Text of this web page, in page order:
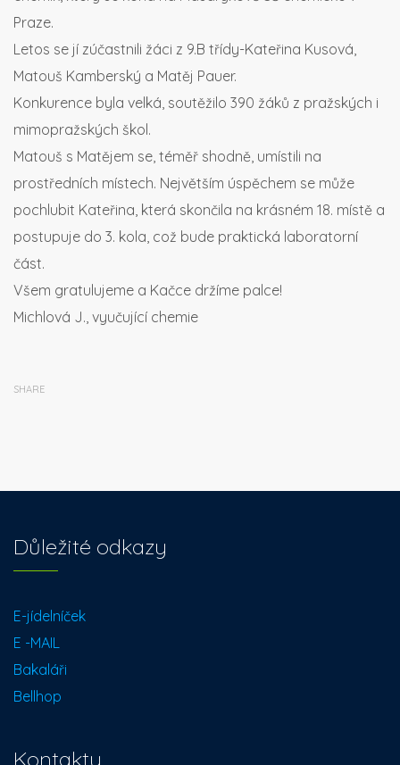
Praze.
Letos se jí zúčastnili žáci z 9.B třídy-Kateřina Kusová,
Matouš Kamberský a Matěj Pauer.
Konkurence byla velká, soutěžilo 390 žáků z pražských i
mimopražských škol.
Matouš s Matějem se, téměř shodně, umístili na
prostředních místech. Největším úspěchem se může
pochlubit Kateřina, která skončila na krásném 18. místě a
postupuje do 3. kola, což bude praktická laboratorní
část.
Všem gratulujeme a Kačce držíme palce!
Michlová J., vyučující chemie
SHARE
Důležité odkazy
E-jídelníček
E -MAIL
Bakaláři
Bellhop
Kontakty